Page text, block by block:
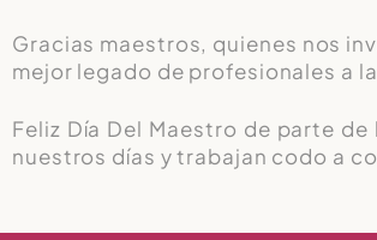
Gracias maestros, quienes nos
mejor legado de profesionales a
Feliz Día Del Maestro de parte
nuestros días y trabajan codo a